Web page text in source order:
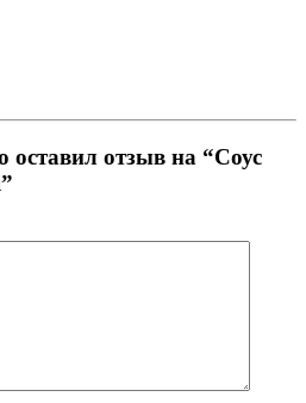
оставил отзыв на “Соус